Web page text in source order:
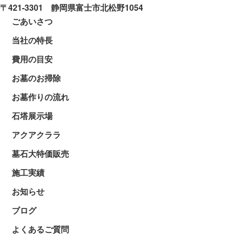
〒421-3301 静岡県富士市北松野1054
ごあいさつ
当社の特長
費用の目安
お墓のお掃除
お墓作りの流れ
石塔展示場
アクアクララ
墓石大特価販売
施工実績
お知らせ
ブログ
よくあるご質問